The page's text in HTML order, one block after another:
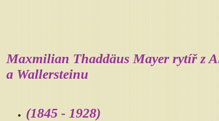
Maxmilian Thaddäus Mayer rytíř z
a Wallersteinu
(1845 - 1928)